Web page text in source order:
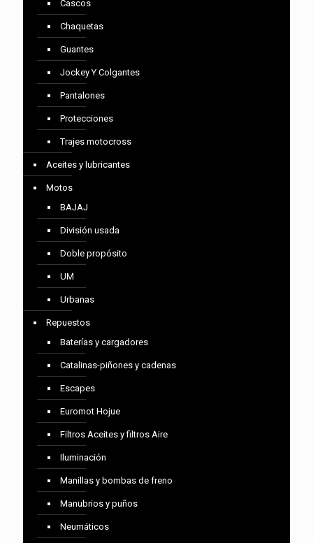
Cascos
Chaquetas
Guantes
Jockey Y Colgantes
Pantalones
Protecciones
Trajes motocross
Aceites y lubricantes
Motos
BAJAJ
División usada
Doble propósito
UM
Urbanas
Repuestos
Baterías y cargadores
Catalinas-piñones y cadenas
Escapes
Euromot Hojue
Filtros Aceites y filtros Aire
Iluminación
Manillas y bombas de freno
Manubrios y puños
Neumáticos